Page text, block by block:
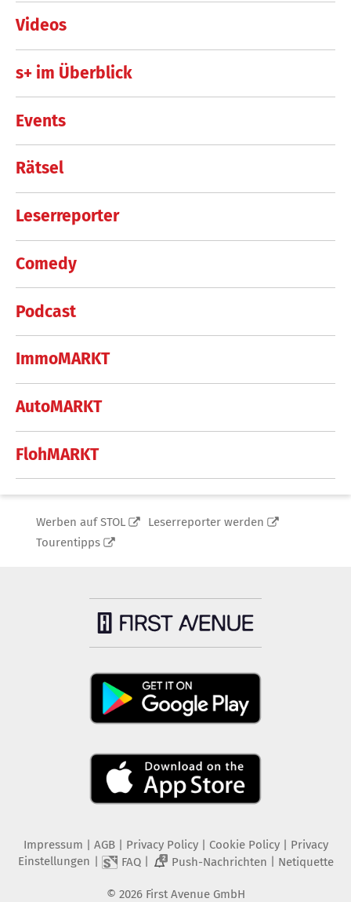
Videos
s+ im Überblick
Events
Rätsel
Leserreporter
Comedy
Podcast
ImmoMARKT
AutoMARKT
FlohMARKT
Werben auf STOL
Leserreporter werden
Tourentipps
Impressum AGB Privacy Policy| Cookie Policy| Privacy
Einstellungen
FAQ| 2 Push-Nachrichten Netiquette
© 2026 First Avenue GmbH